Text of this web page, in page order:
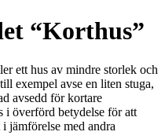
“Korthus”
ett hus av mindre storlek och
exempel avse en liten stuga,
avsedd för kortare
i överförd betydelse för att
jämförelse med andra